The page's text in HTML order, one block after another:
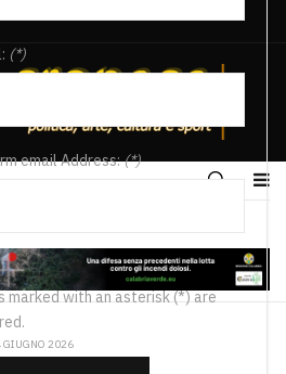
(*)
email Address:(*)
marked with an asterisk (*) are
GIUGNO 2026